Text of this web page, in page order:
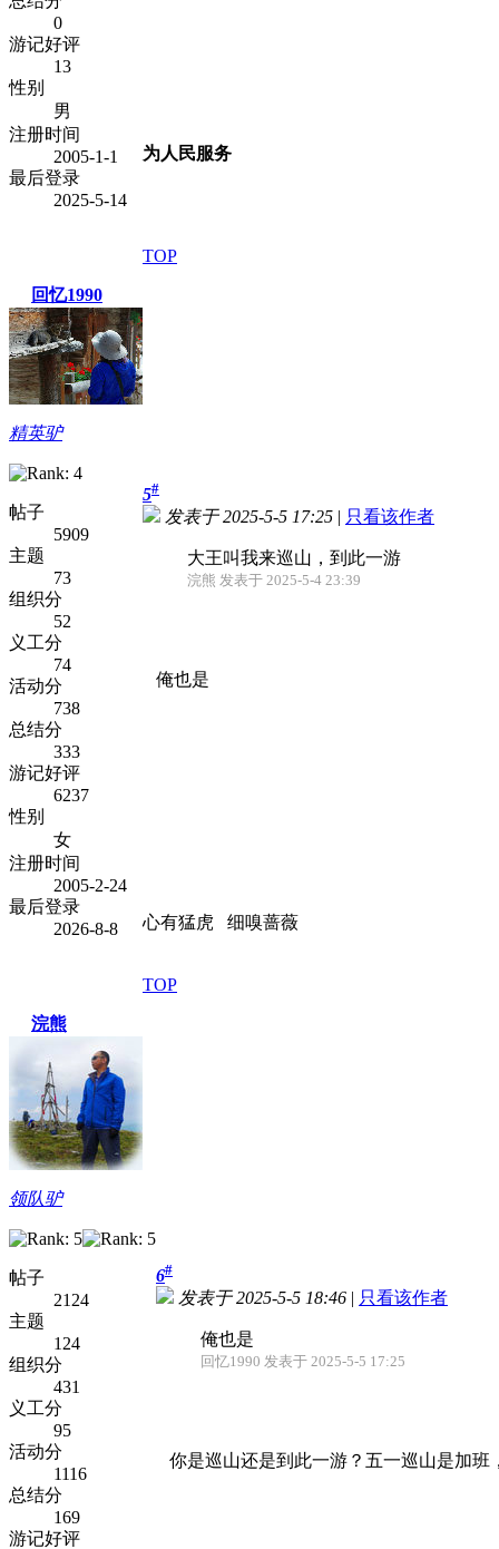
0
游记好评
13
性别
男
注册时间
2005-1-1
最后登录
2025-5-14
为人民服务
TOP
回忆1990
精英驴
帖子
5909
主题
73
组织分
52
义工分
74
活动分
738
总结分
333
游记好评
6237
性别
女
注册时间
2005-2-24
最后登录
2026-8-8
5#
发表于 2025-5-5 17:25 | 只看该作者
大王叫我来巡山，到此一游
浣熊 发表于 2025-5-4 23:39
俺也是
心有猛虎 细嗅蔷薇
TOP
浣熊
领队驴
帖子
2124
主题
124
组织分
431
义工分
95
活动分
1116
总结分
169
游记好评
6#
发表于 2025-5-5 18:46 | 只看该作者
俺也是
回忆1990 发表于 2025-5-5 17:25
你是巡山还是到此一游？五一巡山是加班